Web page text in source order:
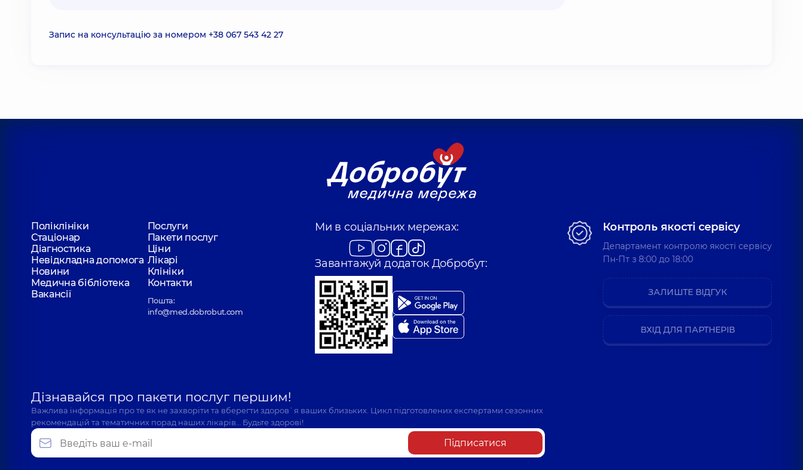
Запис на консультацію за номером +38 067 543 42 27
Поліклініки
Послуги
Стаціонар
Пакети послуг
Діагностика
Ціни
Невідкладна допомога Лікарі
Новини
Клініки
Медична бібліотека
Контакти
Вакансії
Пошта:
info@med.dobrobut.com
Ми в соціальних мережах:
Завантажуй додаток Добробут:
Дізнавайся про пакети послуг першим!
Важлива інформація про те як не захворіти та вберегти здоров`я ваших близьких. Цикл підготовлених експертами сезонних
рекомендацій та тематичних порад наших лікарів… Будьте здорові!
Підписатися
Контроль якості сервісу
Департамент контролю якості сервісу
Пн-Пт з 8:00 до 18:00
ЗАЛИШТЕ ВІДГУК
ВХІД ДЛЯ ПАРТНЕРІВ